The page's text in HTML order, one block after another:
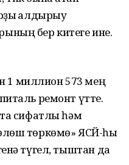
ҡалдырыу
бер китеге ине.
1 миллион 573 мең
ремонт үтте.
сифатлы һәм
төркөмө» ЯСЙ-һы
түгел, тыштан да